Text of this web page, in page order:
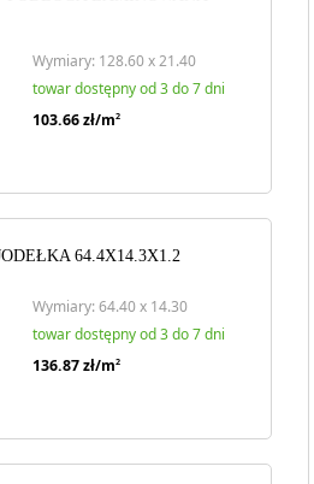
Wymiary: 128.60 x 21.40
towar dostępny od 3 do 7 dni
103.66zł/m2
64.4X14.3X1.2
Wymiary: 64.40 x 14.30
towar dostępny od 3 do 7 dni
136.87zł/m2